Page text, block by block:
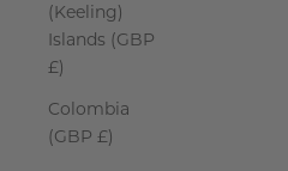
(Keeling)
Islands (GBP
£)
Colombia
(GBP £)